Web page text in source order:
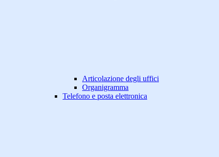
Articolazione degli uffici
Organigramma
Telefono e posta elettronica